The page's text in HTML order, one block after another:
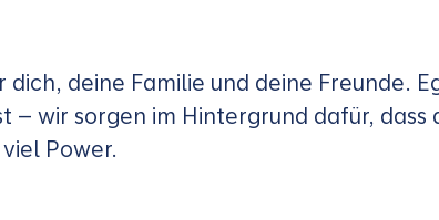
deine Familie und deine Freunde.
– wir sorgen im Hintergrund dafür, dass
Power.